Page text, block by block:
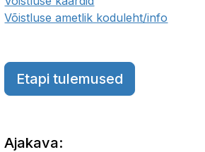
Võistluse ametlik koduleht/info
Etapi tulemused
Ajakava: